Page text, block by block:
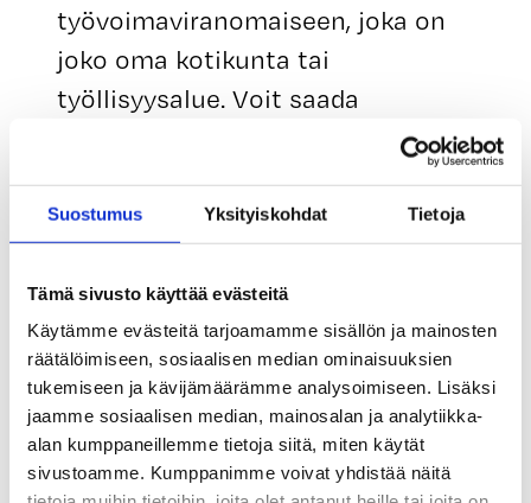
Suostumus Yksityiskohdat Tietoja
Tämä sivusto käyttää evästeitä
Käytämme evästeitä tarjoamamme sisällön ja mainosten
räätälöimiseen, sosiaalisen median ominaisuuksien
tukemiseen ja kävijämäärämme analysoimiseen. Lisäksi
jaamme sosiaalisen median, mainosalan ja analytiikka-
alan kumppaneillemme tietoja siitä, miten käytät
sivustoamme. Kumppanimme voivat yhdistää näitä
työvoimaviranomaiseen, joka on
joko oma kotikunta tai
työllisyysalue. Voit saada
ansiopäivärahaa vain, jos olet
ilmoittautunut työnhakijaksi
heidän ohjeidensa mukaisesti.
Coollan ura- ja työnhakupalvelut
Coolla Oy:n
palvelukokonaisuudesta löydät
muun muassa työhakuun liittyviä